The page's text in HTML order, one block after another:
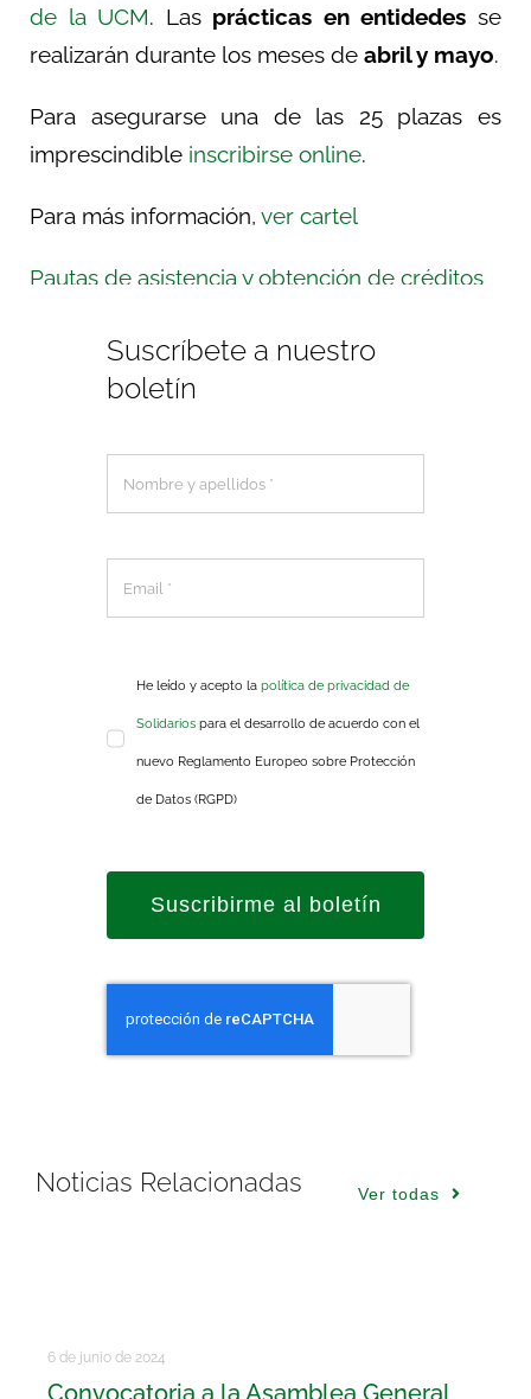
de la UCM. Las prácticas en entidedes se
realizarán durante los meses de abril y mayo.
Para asegurarse una de las 25 plazas es
imprescindible inscribirse online.
Para más información, ver cartel
Pautas de asistencia y obtención de créditos
Suscríbete a nuestro
boletín
He leído y acepto lapolítica de privacidad de
Solidarios para el desarrollo de acuerdo con el
nuevo Reglamento Europeo sobre Protección
de Datos (RGPD)
Suscribirme al boletín
Noticias Relacionadas Ver todas
6 de junio de 2024